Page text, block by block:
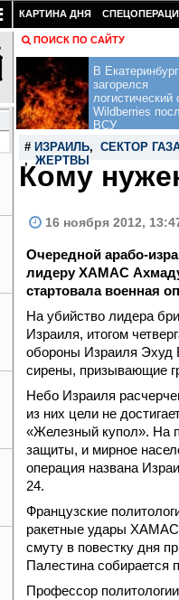
КАРТИНА ДНЯ
ПОИСК ПО САЙТУ
В
загорелся
логистический
Wildberries
ВСУ
# ИЗРАИЛЬ, СЕКТОР
, ЖЕРТВЫ
Кому
16 ноября 2012,
Очередной арабо-
лидеру ХАМАС Ахмаду
стартовала военная
На убийство лидера
Израиля, итогом
обороны Израиля Эхуд
сирены, призывающие
Небо Израиля
из них цели не
«Железный купол». На
защиты, и мирное
операция названа
24.
Французские
ракетные удары ХАМАС.
смуту в повестку дня
Палестина собирается
Профессор